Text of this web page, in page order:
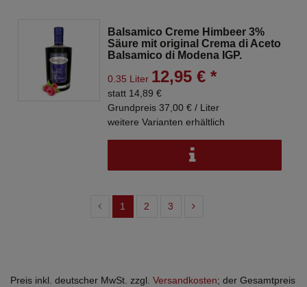
Balsamico Creme Himbeer 3%
Säure mit original Crema di Aceto
Balsamico di Modena IGP.
0.35 Liter 12,95 € *
statt 14,89 €
Grundpreis 37,00 € / Liter
weitere Varianten erhältlich
1 2 3
Preis inkl. deutscher MwSt. zzgl. Versandkosten; der Gesamtpreis